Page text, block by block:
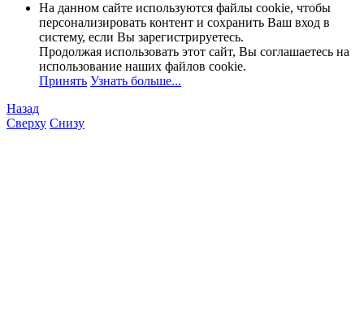
На данном сайте используются файлы cookie, чтобы
персонализировать контент и сохранить Ваш вход в
систему, если Вы зарегистрируетесь.
Продолжая использовать этот сайт, Вы соглашаетесь на
использование наших файлов cookie.
Принять Узнать больше...
Назад
Сверху Снизу